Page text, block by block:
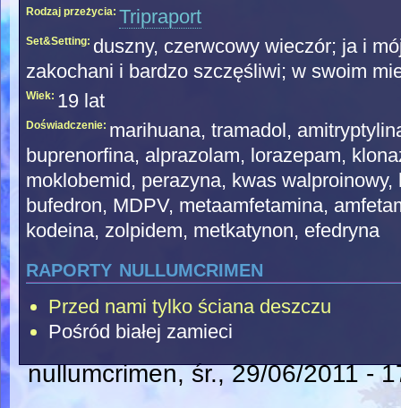
Rodzaj przeżycia: Tripraport
Set&Setting: duszny, czerwcowy wieczór; ja i
zakochani i bardzo szczęśliwi; w swoim
Wiek: 19 lat
Doświadczenie: marihuana, tramadol,
buprenorfina, alprazolam, lorazepam,
moklobemid, perazyna, kwas
bufedron, MDPV, metaamfetamina,
kodeina, zolpidem, metkatynon, efedryna
raporty nullumcrimen
Przed nami tylko ściana deszczu
Pośród białej zamieci
nullumcrimen, śr., 29/06/2011 -